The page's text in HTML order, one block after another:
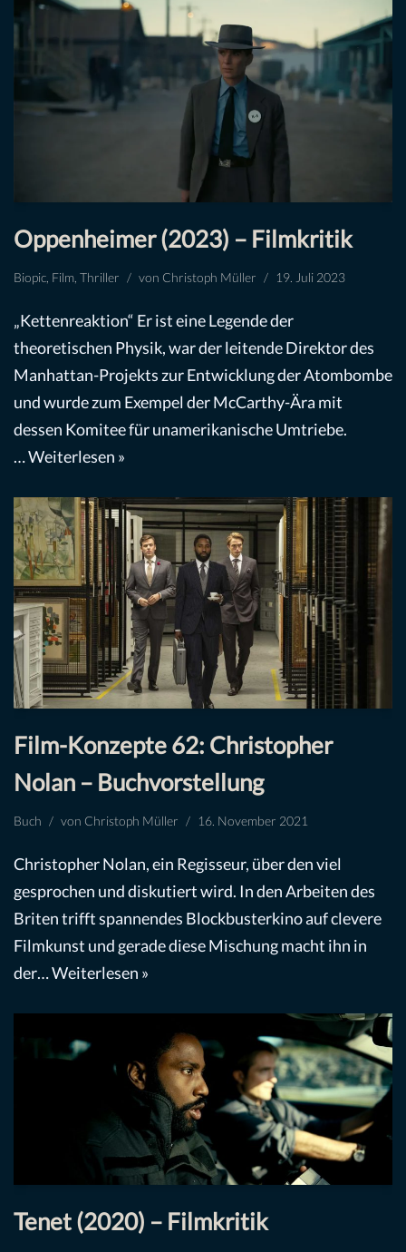
Oppenheimer (2023) – Filmkritik
Biopic Film Thriller von Christoph Müller 19. Juli 2023
„Kettenreaktion“ Er ist eine Legende der
theoretischen Physik, war der leitende Direktor des
Manhattan-Projekts zur Entwicklung der Atombombe
und wurde zum Exempel der McCarthy-Ära mit
dessen Komitee für unamerikanische Umtriebe.
…Weiterlesen »
Film-Konzepte 62: Christopher
Nolan – Buchvorstellung
Buch von Christoph Müller 16. November 2021
Christopher Nolan, ein Regisseur, über den viel
gesprochen und diskutiert wird. In den Arbeiten des
Briten trifft spannendes Blockbusterkino auf clevere
Filmkunst und gerade diese Mischung macht ihn in
der…Weiterlesen »
Tenet (2020) – Filmkritik